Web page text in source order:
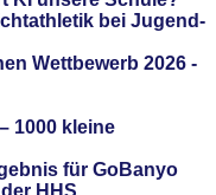
bei Jugend-
Wettbewerb 2026 -
1000 kleine
für GoBanyo
HHS